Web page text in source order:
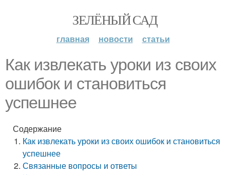
ЗЕЛЁНЫЙ САД
главная новости статьи
Как извлекать уроки из своих
ошибок и становиться
успешнее
Содержание
Как извлекать уроки из своих ошибок и становиться
успешнее
Связанные вопросы и ответы